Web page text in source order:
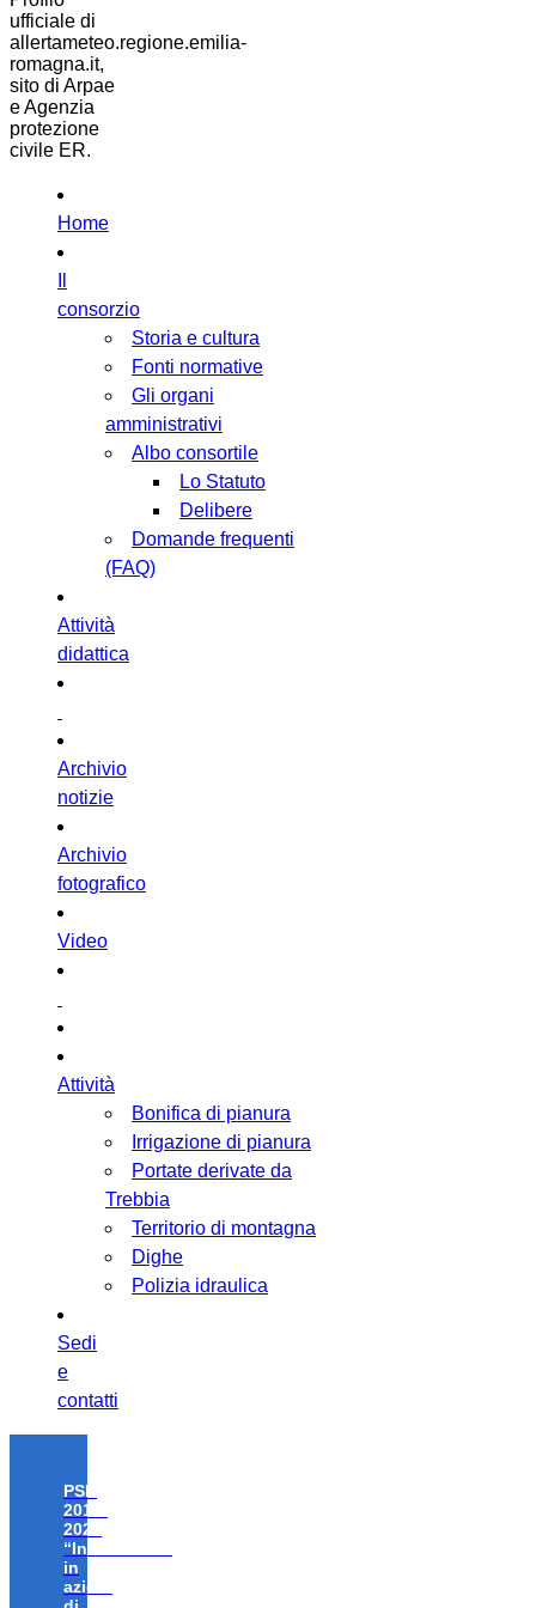
ufficiale di
allertameteo.regione.emilia-
romagna.it,
sito di Arpae
e Agenzia
protezione
civile ER.
Home
consorzio
Storia e cultura
Fonti normative
Gli organi
amministrativi
Albo consortile
Lo Statuto
Delibere
Domande frequenti
(FAQ)
Attività
didattica
Archivio
notizie
Archivio
fotografico
Video
Attività
Bonifica di pianura
Irrigazione di pianura
Portate derivate da
Trebbia
Territorio di montagna
Dighe
Polizia idraulica
Sedi
e
contatti
PSR
2014-
2020
“Investimenti
in
azioni